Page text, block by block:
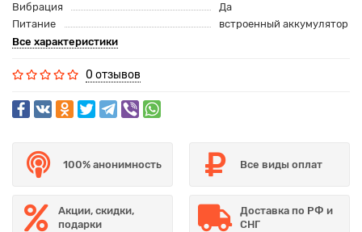
Вибрация
Да
Питание
встроенный аккумулятор
Все характеристики
0 отзывов
100% анонимность Все виды оплат
Акции, скидки,
подарки
Доставка по РФ и
СНГ